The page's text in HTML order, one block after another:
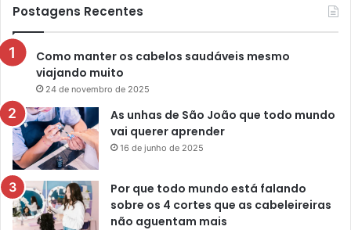
Postagens Recentes
Como manter os cabelos saudáveis mesmo
viajando muito
24 de novembro de 2025
As unhas de São João que todo mundo
vai querer aprender
16 de junho de 2025
Por que todo mundo está falando
sobre os 4 cortes que as cabeleireiras
não aguentam mais